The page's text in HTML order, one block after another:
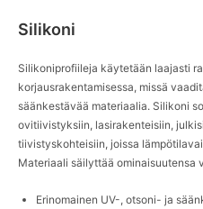
Silikoni
Silikoniprofiileja käytetään laajasti
korjausrakentamisessa, missä
säänkestävää materiaalia. Silikoni
ovitiivistyksiin, lasirakenteisiin,
tiivistyskohteisiin, joissa
Materiaali säilyttää ominaisuutensa
Erinomainen UV-, otsoni- ja